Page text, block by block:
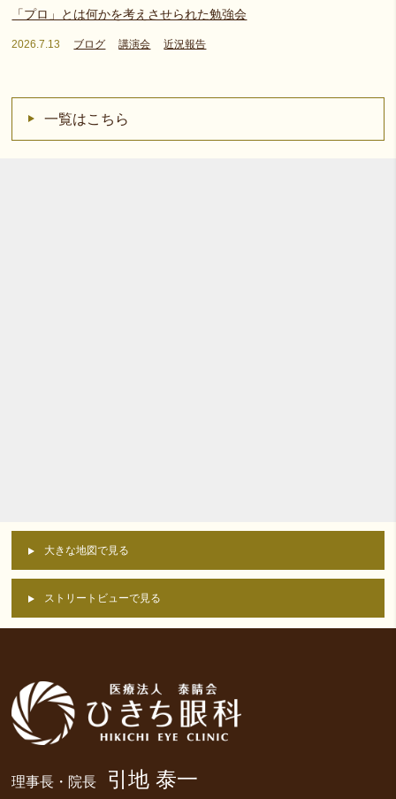
「プロ」とは何かを考えさせられた勉強会
2026.7.13 ブログ 講演会 近況報告
一覧はこちら
大きな地図で見る
ストリートビューで見る
理事長・院長 引地 泰一